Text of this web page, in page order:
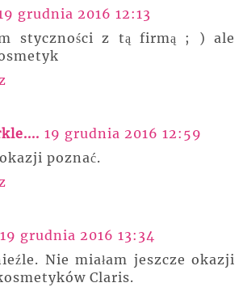
grudnia 2016 12:13
styczności z tą firmą ; ) ale
19 grudnia 2016 12:59
poznać.
19 grudnia 2016 13:34
Nie miałam jeszcze okazji
Claris.